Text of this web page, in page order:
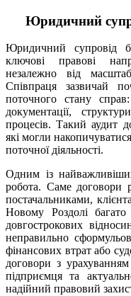
Юридичний
Юридичний супровід
ключові правові
незалежно від
Співпраця зазвичай
поточного стану
документації,
процесів. Такий аудит
які могли
поточної діяльності.
Одним із
робота. Саме договори
постачальниками,
Новому Роздолі
довгострокових
неправильно
фінансових втрат або
договори з урахуванням
підприємця та
надійний правовий